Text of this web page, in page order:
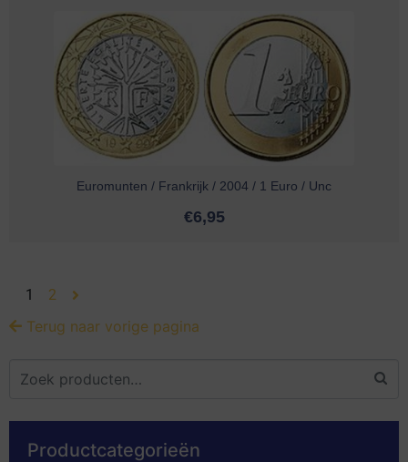
Euromunten / Frankrijk / 2004 / 1 Euro / Unc
€6,95
1 2
Terug naar vorige pagina
Productcategorieën